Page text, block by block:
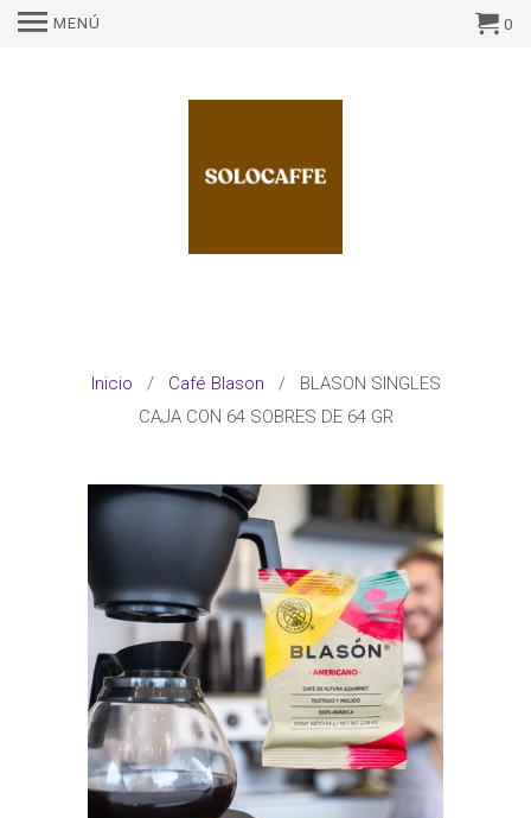
MENÚ 0
Inicio / Café Blason
/ BLASON SINGLES
CAJA CON 64 SOBRES DE 64 GR